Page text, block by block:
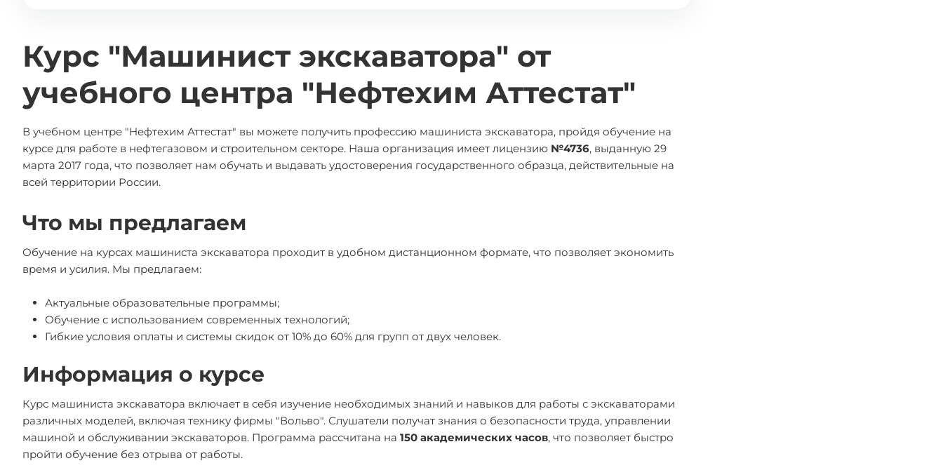
Курс "Машинист экскаватора" от
учебного центра "Нефтехим Аттестат"
В учебном центре "Нефтехим Аттестат" вы можете получить профессию машиниста экскаватора, пройдя обучение на
курсе для работе в нефтегазовом и строительном секторе. Наша организация имеет лицензию №4736, выданную 29
марта 2017 года, что позволяет нам обучать и выдавать удостоверения государственного образца, действительные на
всей территории России.
Что мы предлагаем
Обучение на курсах машиниста экскаватора проходит в удобном дистанционном формате, что позволяет экономить
время и усилия. Мы предлагаем:
Актуальные образовательные программы;
Обучение с использованием современных технологий;
Гибкие условия оплаты и системы скидок от 10% до 60% для групп от двух человек.
Информация о курсе
Курс машиниста экскаватора включает в себя изучение необходимых знаний и навыков для работы с экскаваторами
различных моделей, включая технику фирмы "Вольво". Слушатели получат знания о безопасности труда, управлении
машиной и обслуживании экскаваторов. Программа рассчитана на 150 академических часов, что позволяет быстро
пройти обучение без отрыва от работы.